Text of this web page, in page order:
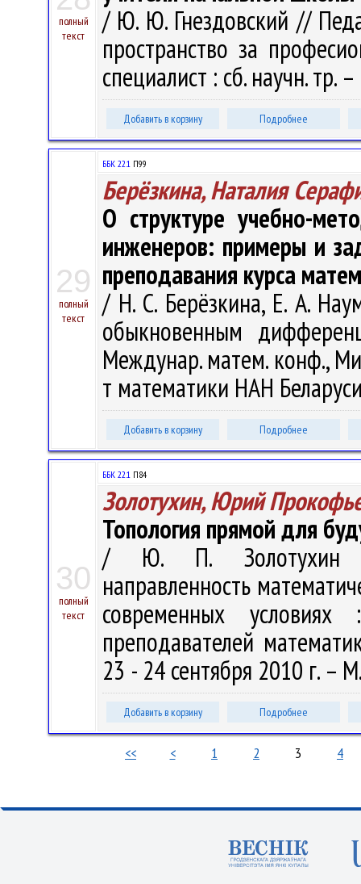
полный
текст
/ Ю. Ю. Гнездовский //
пространство за
специалист : сб. научн. тр.
Добавить в корзину Подробнее
29
полный
текст
ББК 22.1 П99
Берёзкина, Наталия
О структуре учебно-
инженеров: примеры и
преподавания курса
/ Н. С. Берёзкина, Е. А.
обыкновенным
Междунар. матем. конф.,
т математики НАН
Добавить в корзину Подробнее
30
полный
текст
ББК 22.1 П84
Золотухин, Юрий
Топология прямой для
/ Ю. П. Золотухин //
направленность
современных
преподавателей
23 - 24 сентября 2010 г. –
Добавить в корзину Подробнее
<< < 1 2 3 4